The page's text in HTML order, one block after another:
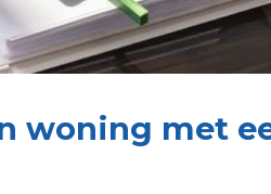
woning met